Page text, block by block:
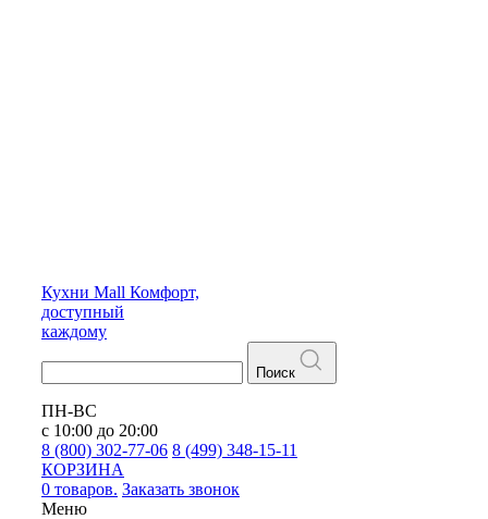
Кухни Mall Комфорт,
доступный
каждому
Поиск
ПН-ВС
с 10:00 до 20:00
8 (800) 302-77-06 8 (499) 348-15-11
КОРЗИНА
0 товаров. Заказать звонок
Меню